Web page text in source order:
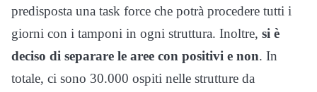
predisposta una task force che potrà procedere tutti i
giorni con i tamponi in ogni struttura. Inoltre, si è
deciso di separare le aree con positivi e non. In
totale, ci sono 30.000 ospiti nelle strutture da